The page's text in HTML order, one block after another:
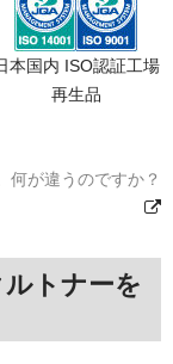
本国内 ISO認証工場
再生品
何が違うのですか？
トナーを